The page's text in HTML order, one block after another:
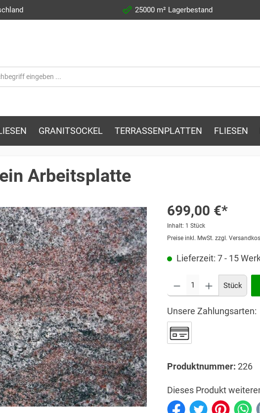
25000 m² Lagerbestand
GRANITSOCKEL TERRASSENPLATTEN FLIESEN
Arbeitsplatte
699,00 €*
Inhalt: 1 Stück
Preise inkl. MwSt. zzgl.
Lieferzeit: 7 - 15
Stück
Unsere Zahlungsarten:
Produktnummer: 226
Dieses Produkt